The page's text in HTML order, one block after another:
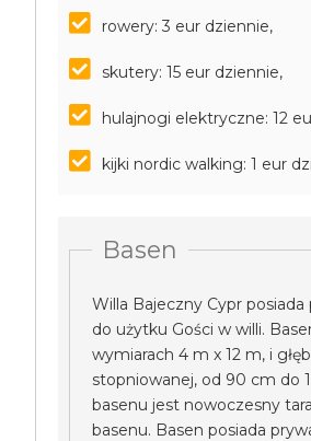
rowery: 3 eur dziennie,
skutery: 15 eur dziennie,
hulajnogi elektryczne: 12
kijki nordic walking: 1 eur
Basen
Willa Bajeczny Cypr
do użytku Gości w willi.
wymiarach 4 m x 12 m, i
stopniowanej, od 90 cm do
basenu jest nowoczesny
basenu. Basen posiada